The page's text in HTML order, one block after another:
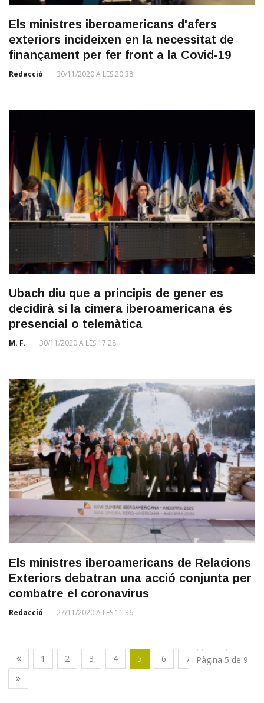
Els ministres iberoamericans d'afers
exteriors incideixen en la necessitat de
finançament per fer front a la Covid-19
Redacció 30/11/2020 A LES 20:38
Ubach diu que a principis de gener es
decidirà si la cimera iberoamericana és
presencial o telemàtica
M. F. 30/11/2020 A LES 17:28
Els ministres iberoamericans de Relacions
Exteriors debatran una acció conjunta per
combatre el coronavirus
Redacció 27/11/2020 A LES 11:36
1 2 3 4 5 6 7 8 9
Pàgina 5 de 9